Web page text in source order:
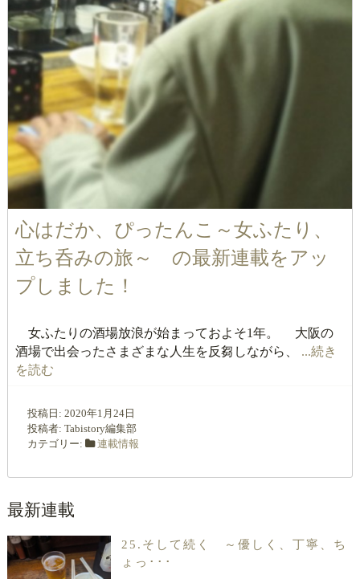
心はだか、ぴったんこ～女ふたり、
立ち呑みの旅～ の最新連載をアッ
プしました！
女ふたりの酒場放浪が始まっておよそ1年。 大阪の
酒場で出会ったさまざまな人生を反芻しながら、 ...続き
を読む
投稿日: 2020年1月24日
投稿者: Tabistory編集部
カテゴリー:
連載情報
最新連載
25.そして続く ～優しく、丁寧、ち
ょっ･･･